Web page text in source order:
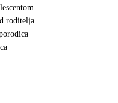
roditelja